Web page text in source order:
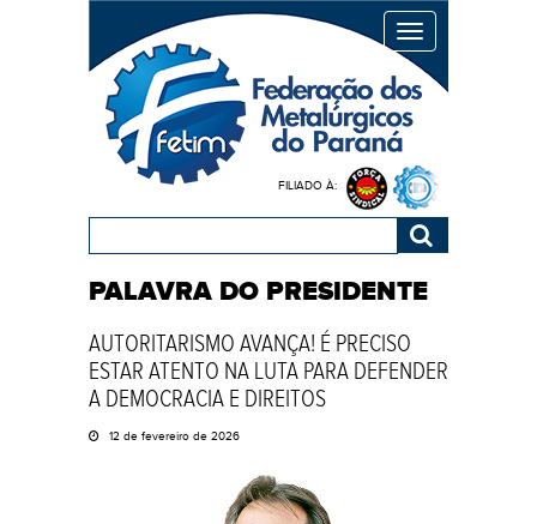
MENU
FILIADO À:
PALAVRA DO PRESIDENTE
AUTORITARISMO AVANÇA! É PRECISO
ESTAR ATENTO NA LUTA PARA DEFENDER
A DEMOCRACIA E DIREITOS
12 de fevereiro de 2026